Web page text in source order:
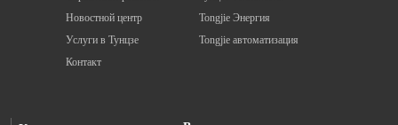
Новостной центр
Услуги в Тунцзе
Контакт
Tongjie Энергия
Tongjie автоматизация